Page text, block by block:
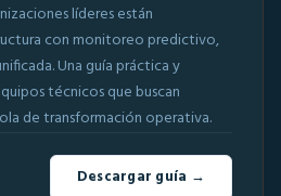
líderes están
con monitoreo predictivo,
Una guía práctica y
técnicos que buscan
de transformación operativa.
Descargar guía →